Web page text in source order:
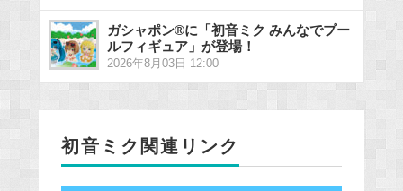
ガシャポン®に「初音ミク みんなでプー
ルフィギュア」が登場！
2026年8月03日 12:00
初音ミク関連リンク